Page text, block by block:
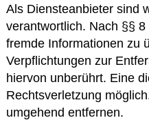
Als Diensteanbieter sind
verantwortlich. Nach §§
fremde Informationen zu
Verpflichtungen zur
hiervon unberührt. Eine
Rechtsverletzung
umgehend entfernen.